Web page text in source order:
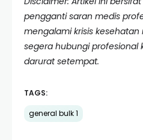
pengganti saran medis
mengalami krisis kesehatan
segera hubungi profesional
darurat setempat.
TAGS:
general bulk 1